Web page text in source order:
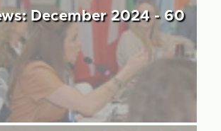
December 2024 - 60